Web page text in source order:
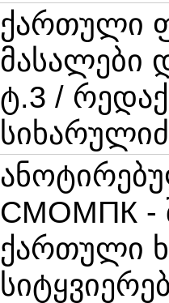
ქართული
მასალები
ტ.3 /
СМОМПК -
ქართული